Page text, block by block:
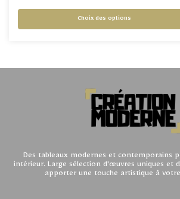
Choix des options
Des tableaux modernes et contemporains
intérieur. Large sélection d'œuvres uniques et
apporter une touche artistique à